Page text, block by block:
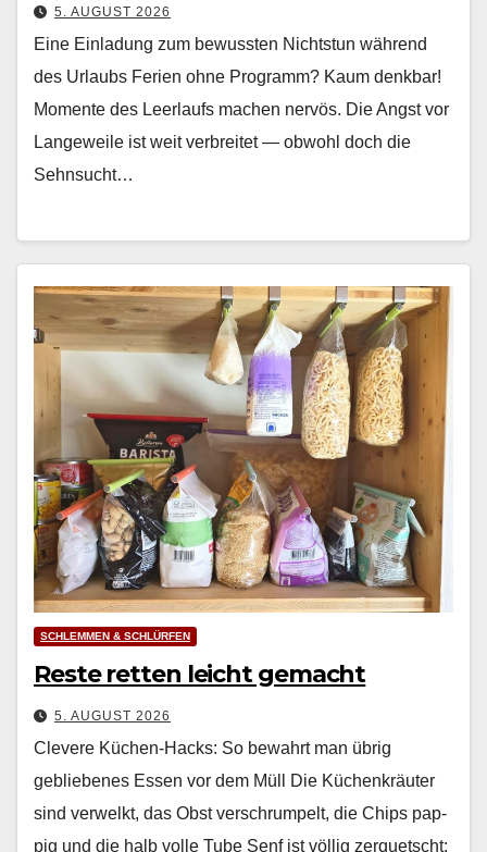
5. AUGUST 2026
Eine Einladung zum bewussten Nichtstun während
des Urlaubs Ferien ohne Pro­gramm? Kaum denkbar!
Momente des Leer­laufs machen nervös. Die Angst vor
Langeweile ist weit ver­bre­it­et — obwohl doch die
Sehn­sucht…
SCHLEMMEN & SCHLÜRFEN
Reste retten leicht gemacht
5. AUGUST 2026
Clevere Küchen-Hacks: So bewahrt man übrig
gebliebenes Essen vor dem Müll Die Küchenkräuter
sind ver­welkt, das Obst ver­schrumpelt, die Chips pap­
pig und die halb volle Tube Senf ist völ­lig zer­quetscht: